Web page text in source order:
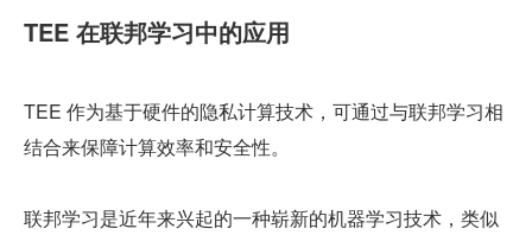
TEE 在联邦学习中的应用
TEE 作为基于硬件的隐私计算技术，可通过与联邦学习相
结合来保障计算效率和安全性。
联邦学习是近年来兴起的一种崭新的机器学习技术，类似